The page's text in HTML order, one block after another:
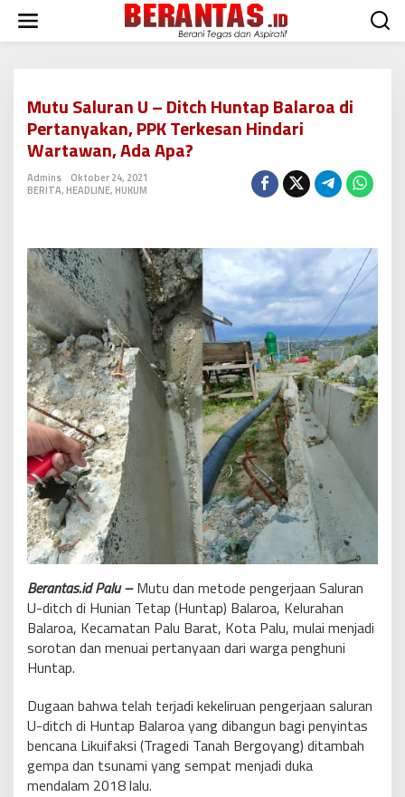
w
Mutu Saluran U – Ditch Huntap Balaroa di
Pertanyakan, PPK Terkesan Hindari
Wartawan, Ada Apa?
Admins
Oktober 24, 2021
BERITA, HEADLINE, HUKUM
Berantas.id Palu –Mutu dan metode pengerjaan Saluran
U-ditch di Hunian Tetap (Huntap) Balaroa, Kelurahan
Balaroa, Kecamatan Palu Barat, Kota Palu, mulai menjadi
sorotan dan menuai pertanyaan dari warga penghuni
Huntap.
Dugaan bahwa telah terjadi kekeliruan pengerjaan saluran
U-ditch di Huntap Balaroa yang dibangun bagi penyintas
bencana Likuifaksi (Tragedi Tanah Bergoyang) ditambah
gempa dan tsunami yang sempat menjadi duka
mendalam 2018 lalu.